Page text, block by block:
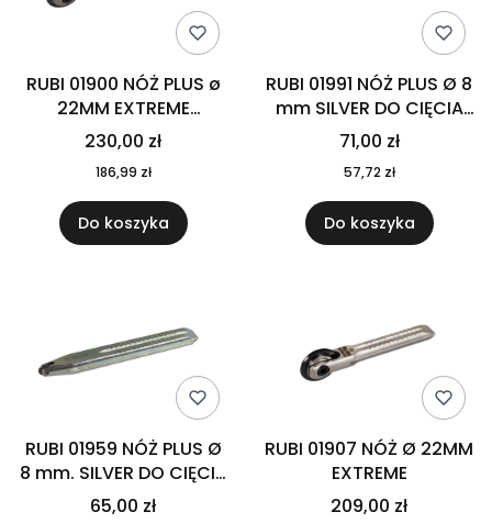
RUBI 01900 NÓŻ PLUS ø
22MM EXTREME
ŁOŻYSKOWANY
230,00 zł
186,99 zł
Do koszyka
RUBI 01991 NÓŻ PLUS Ø 8
mm SILVER DO CIĘCIA
RÓŻNYCH PŁYTEK, W
TYM TARASOWYCH
71,00 zł
57,72 zł
Do koszyka
RUBI 01959 NÓŻ PLUS Ø
8 mm. SILVER DO CIĘCIA
RÓŻNYCH PŁYTEK, W
65,00 zł
RUBI 01907 NÓŻ Ø 22MM
EXTREME
209,00 zł